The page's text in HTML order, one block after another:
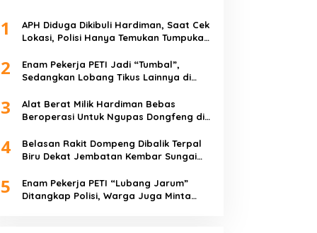
1
APH Diduga Dikibuli Hardiman, Saat Cek
Lokasi, Polisi Hanya Temukan Tumpukan
2
Enam Pekerja PETI Jadi “Tumbal”,
Sedangkan Lobang Tikus Lainnya di
Beroperasi
3
Alat Berat Milik Hardiman Bebas
Beroperasi Untuk Ngupas Dongfeng di
4
Belasan Rakit Dompeng Dibalik Terpal
Biru Dekat Jembatan Kembar Sungai
5
Enam Pekerja PETI “Lubang Jarum”
Ditangkap Polisi, Warga Juga Minta